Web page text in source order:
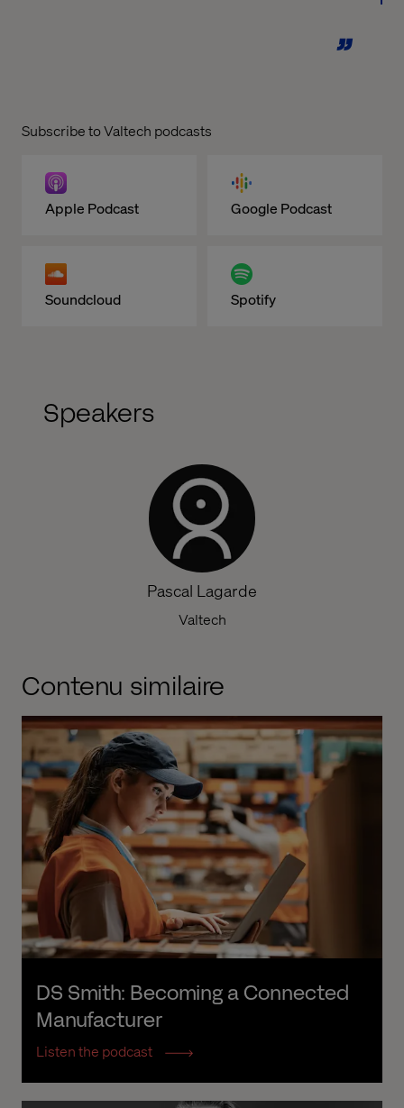
Subscribe to Valtech podcasts
Apple Podcast Google Podcast
Soundcloud Spotify
Speakers
Pascal Lagarde
Valtech
Contenu similaire
DS Smith: Becoming a Connected
Manufacturer
Listen the podcast